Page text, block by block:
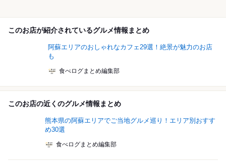
このお店が紹介されているグルメ情報まとめ
阿蘇エリアのおしゃれなカフェ29選！絶景が魅力のお店
も
食べログまとめ編集部
このお店の近くのグルメ情報まとめ
熊本県の阿蘇エリアでご当地グルメ巡り！エリア別おすす
め30選
食べログまとめ編集部